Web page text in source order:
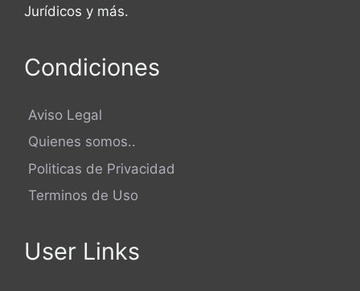
Jurídicos y más.
Condiciones
Aviso Legal
Quienes somos..
Politicas de Privacidad
Terminos de Uso
User Links